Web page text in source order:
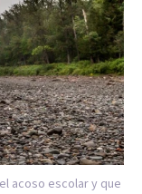
acoso escolar y que